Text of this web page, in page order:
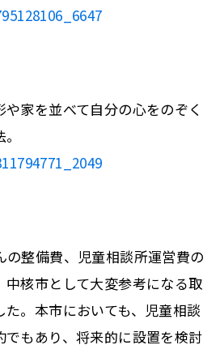
家を並べて自分の心をのぞく
整備費、児童相談所運営費の
中核市として大変参考になる取
。本市においても、児童相談
もあり、将来的に設置を検討